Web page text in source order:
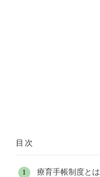
目次
療育手帳制度とは